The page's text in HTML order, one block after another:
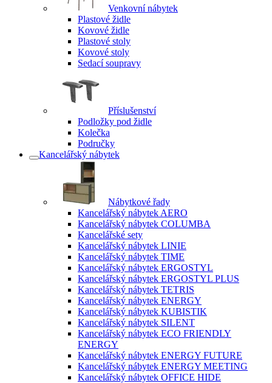
Venkovní nábytek
Plastové židle
Kovové židle
Plastové stoly
Kovové stoly
Sedací soupravy
Příslušenství
Podložky pod židle
Kolečka
Područky
Kancelářský nábytek
Nábytkové řady
Kancelářský nábytek AERO
Kancelářský nábytek COLUMBA
Kancelářské sety
Kancelářský nábytek LINIE
Kancelářský nábytek TIME
Kancelářský nábytek ERGOSTYL
Kancelářský nábytek ERGOSTYL PLUS
Kancelářský nábytek TETRIS
Kancelářský nábytek ENERGY
Kancelářský nábytek KUBISTIK
Kancelářský nábytek SILENT
Kancelářský nábytek ECO FRIENDLY
ENERGY
Kancelářský nábytek ENERGY FUTURE
Kancelářský nábytek ENERGY MEETING
Kancelářský nábytek OFFICE HIDE